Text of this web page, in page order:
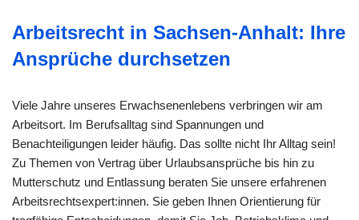
Arbeitsrecht in Sachsen-Anhalt: Ihre
Ansprüche durchsetzen
Viele Jahre unseres Erwachsenenlebens verbringen wir am
Arbeitsort. Im Berufsalltag sind Spannungen und
Benachteiligungen leider häufig. Das sollte nicht Ihr Alltag sein!
Zu Themen von Vertrag über Urlaubsansprüche bis hin zu
Mutterschutz und Entlassung beraten Sie unsere erfahrenen
Arbeitsrechtsexpert:innen. Sie geben Ihnen Orientierung für